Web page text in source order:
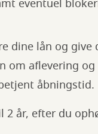
eventuel
dine lån og
om aflevering
åbningstid.
år, efter du